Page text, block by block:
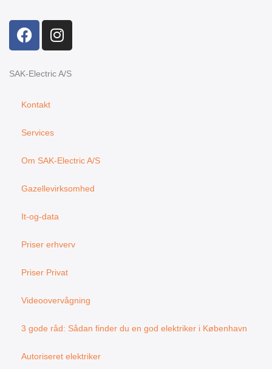
F
a
e
o
k
I
n
t
SAK-Electric A/S
Kontakt
Services
Om SAK-Electric A/S
Gazellevirksomhed
It-og-data
Priser erhverv
Priser Privat
Videoovervågning
3 gode råd: Sådan finder du en god elektriker i København
Autoriseret elektriker